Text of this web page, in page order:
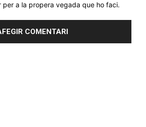
a la propera vegada que ho faci.